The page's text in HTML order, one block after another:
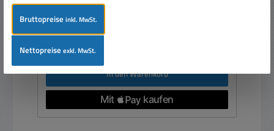
Verkaufspreis:
110,00 €
Preise inkl. MwSt. zzgl. Versandkosten
In den Warenkorb
Bruttopreiseinkl. MwSt.
Nettopreiseexkl. MwSt.